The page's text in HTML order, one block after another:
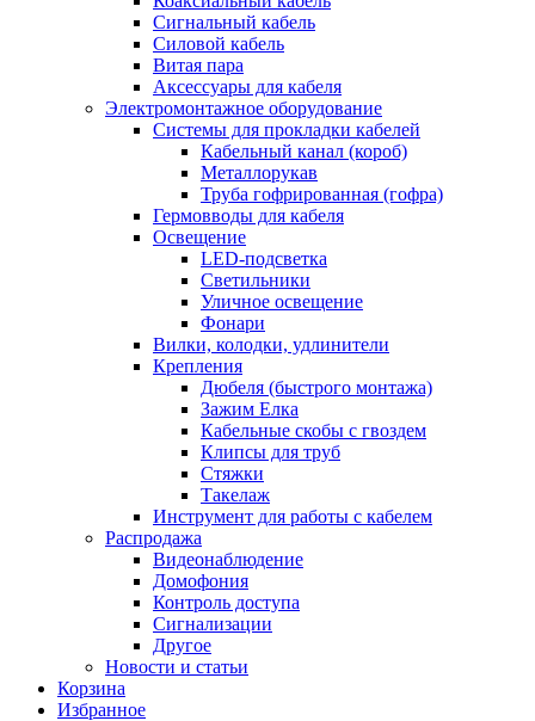
Сигнальный кабель
Силовой кабель
Витая пара
Аксессуары для кабеля
Электромонтажное оборудование
Системы для прокладки кабелей
Кабельный канал (короб)
Металлорукав
Труба гофрированная (гофра)
Гермовводы для кабеля
Освещение
LED-подсветка
Светильники
Уличное освещение
Фонари
Вилки, колодки, удлинители
Крепления
Дюбеля (быстрого монтажа)
Зажим Елка
Кабельные скобы с гвоздем
Клипсы для труб
Стяжки
Такелаж
Инструмент для работы с кабелем
Распродажа
Видеонаблюдение
Домофония
Контроль доступа
Сигнализации
Другое
Новости и статьи
Корзина
Избранное